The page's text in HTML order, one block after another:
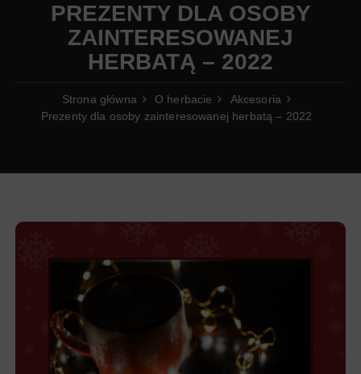
PREZENTY DLA OSOBY
ZAINTERESOWANEJ
HERBATĄ – 2022
Strona główna O herbacie
Akcesoria
Prezenty dla osoby zainteresowanej herbatą – 2022